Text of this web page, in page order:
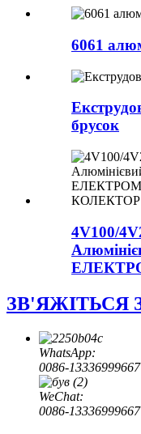
6061
брусок
4V100/
ЗВ'ЯЖІТЬСЯ
WhatsApp:
0086-13336999667
WeChat:
0086-13336999667